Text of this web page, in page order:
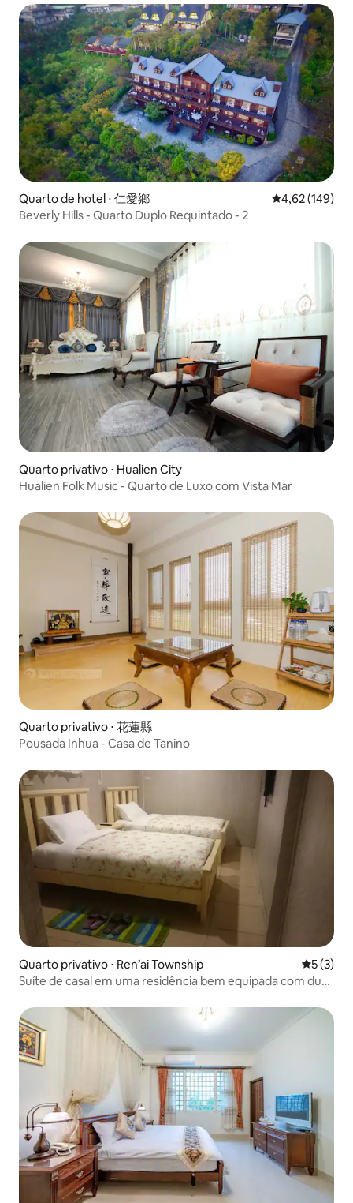
Quarto de hotel ⋅ 仁愛鄉 4,62 de uma
4,62 (149)
Beverly Hills - Quarto Duplo Requintado - 2
Quarto privativo ⋅ Hualien City
Hualien Folk Music - Quarto de Luxo com Vista Mar
Quarto privativo ⋅ 花蓮縣
Pousada Inhua - Casa de Tanino
Quarto privativo ⋅ Ren’ai Township 5 de
5 (3)
Suíte de casal em uma residência bem equipada com duas
amigos e casais.